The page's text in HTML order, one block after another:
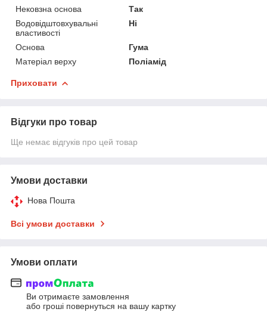
Нековзна основа
Так
Водовідштовхувальні
властивості
Ні
Основа
Гума
Матеріал верху
Поліамід
Приховати
Відгуки про товар
Ще немає відгуків про цей товар
Умови доставки
Нова Пошта
Всі умови доставки
Умови оплати
Ви отримаєте замовлення
або гроші повернуться на вашу картку